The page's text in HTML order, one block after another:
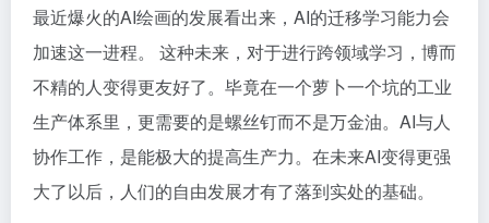
最近爆火的AI绘画的发展看出来，AI的迁移学习能力会
加速这一进程。 这种未来，对于进行跨领域学习，博而
不精的人变得更友好了。毕竟在一个萝卜一个坑的工业
生产体系里，更需要的是螺丝钉而不是万金油。AI与人
协作工作，是能极大的提高生产力。在未来AI变得更强
大了以后，人们的自由发展才有了落到实处的基础。